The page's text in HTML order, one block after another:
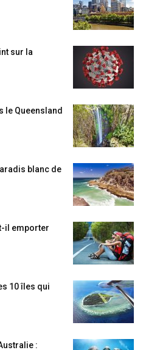
sur la
le Queensland
blanc de
il emporter
10 îles qui
: